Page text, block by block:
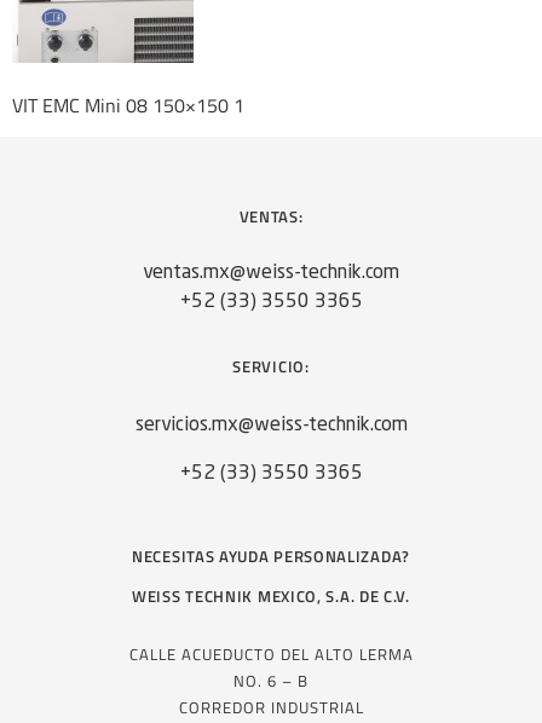
VIT EMC Mini 08 150×150 1
VENTAS:
ventas.mx@weiss-technik.com
+52 (33) 3550 3365
SERVICIO:
servicios.mx@weiss-technik.com
+52 (33) 3550 3365
NECESITAS AYUDA PERSONALIZADA?
WEISS TECHNIK MEXICO, S.A. DE C.V.
CALLE ACUEDUCTO DEL ALTO LERMA
NO. 6 – B
CORREDOR INDUSTRIAL